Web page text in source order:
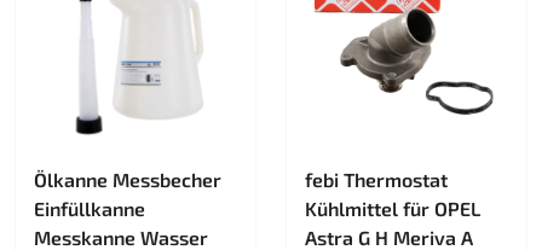
Ölkanne Messbecher
Einfüllkanne
Messkanne Wasser
febi Thermostat
Kühlmittel für OPEL
Astra G H Meriva A